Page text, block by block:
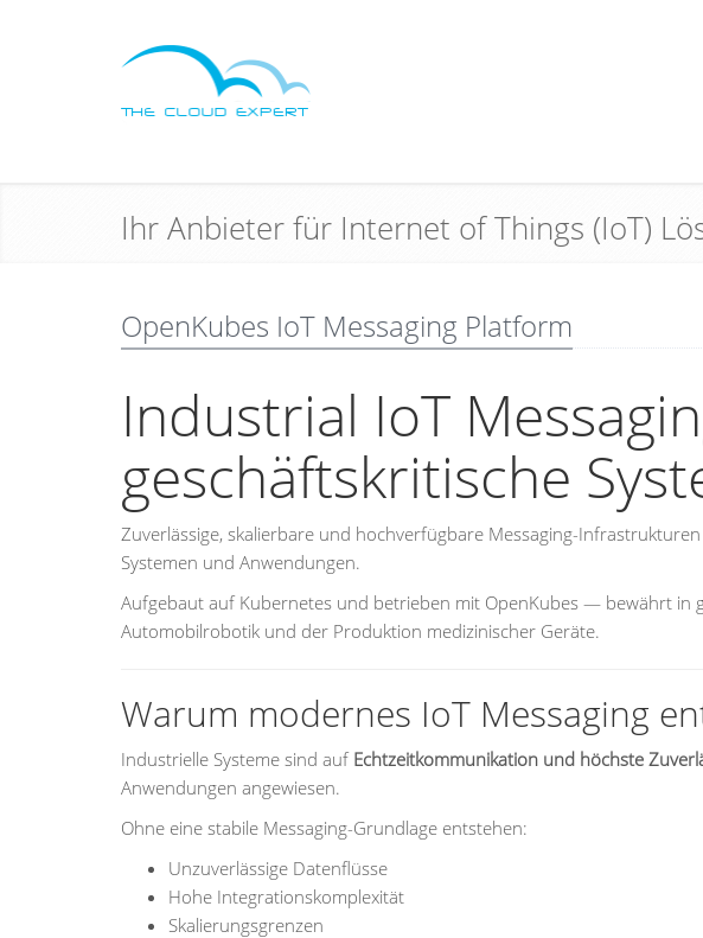
Ihr Anbieter für Internet of Things (IoT)
OpenKubes IoT Messaging Platform
Industrial IoT
geschäftskritische
Zuverlässige, skalierbare und hochverfügbare Messaging-
Systemen und Anwendungen.
Aufgebaut auf Kubernetes und betrieben mit OpenKubes — bewährt in
Automobilrobotik und der Produktion medizinischer Geräte.
Warum modernes IoT Messaging
Industrielle Systeme sind auf Echtzeitkommunikation und höchste
Anwendungen angewiesen.
Ohne eine stabile Messaging-Grundlage entstehen:
Unzuverlässige Datenflüsse
Hohe Integrationskomplexität
Skalierungsgrenzen